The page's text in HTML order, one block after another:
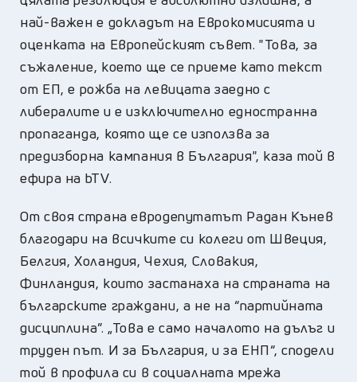
най-важен е докладът на Еврокомисията и
оценката на Европейският съвет. "Това, за
съжаление, което ще се приеме като текст
от ЕП, е рожба на левицата заедно с
либералите и е изключително едностранна
пропаганда, която ще се използва за
предизборна кампания в България", каза той в
ефира на bTV.
От своя страна евродепутатът Радан Кънев
благодари на всичките си колеги от Швеция,
Белгия, Холандия, Чехия, Словакия,
Финландия, които застанаха на страната на
българските граждани, а не на “партийната
дисциплина”. „Това е само началото на дълъг и
труден път. И за България, и за ЕНП“, сподели
той в профила си в социалната мрежа